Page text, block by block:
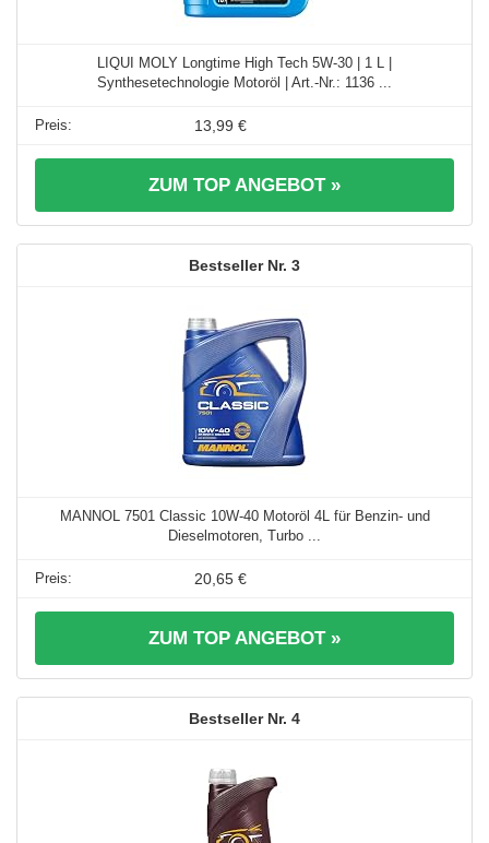
LIQUI MOLY Longtime High Tech 5W-30 | 1 L |
Synthesetechnologie Motoröl | Art.-Nr.: 1136 ...
13,99 €
ZUM TOP ANGEBOT »
3
MANNOL 7501 Classic 10W-40 Motoröl 4L für Benzin- und
Dieselmotoren, Turbo ...
20,65 €
ZUM TOP ANGEBOT »
4